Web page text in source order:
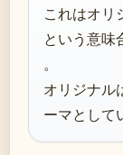
これはオリ
という意味
。
オリジナル
ーマとして